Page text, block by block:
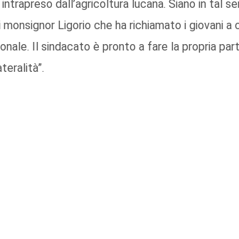
dall’agricoltura lucana. Siano in tal
monsignor Ligorio che ha richiamato i giovani
Il sindacato è pronto a fare la propria